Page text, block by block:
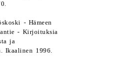
- Hämeen
- Kirjoituksia
ja
Ikaalinen 1996.